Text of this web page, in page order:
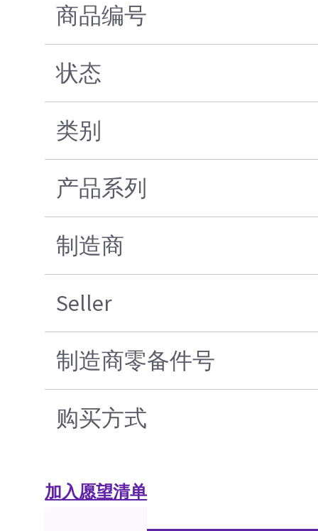
商品编号
状态
类别
产品系列
制造商
Seller
制造商零备件号
购买方式
加入愿望清单